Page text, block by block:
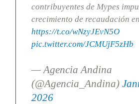
contribuyentes de Mypes
crecimiento de recaudación
https://t.co/wNzyJEvN5O
pic.twitter.com/JCMUjF5zHb
— Agencia Andina
(@Agencia_Andina)
2026